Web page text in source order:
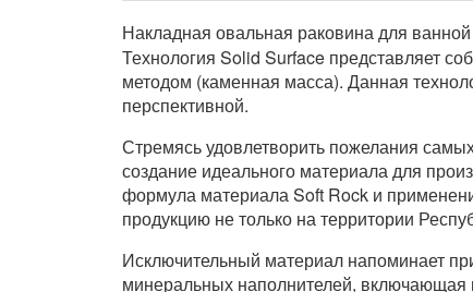
Накладная овальная раковина для
Технология Solid Surface представляет
методом (каменная масса). Данная
перспективной.
Стремясь удовлетворить пожелания
создание идеального материала для
формула материала Soft Rock и
продукцию не только на территории
Исключительный материал напоминает
минеральных наполнителей, включающая